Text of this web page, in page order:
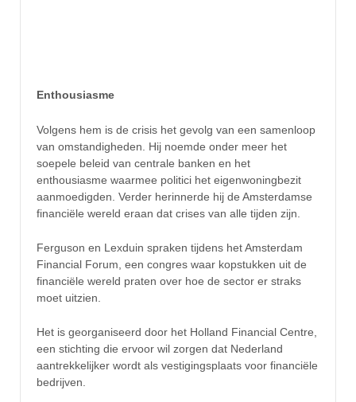
Enthousiasme
Volgens hem is de crisis het gevolg van een samenloop
van omstandigheden. Hij noemde onder meer het
soepele beleid van centrale banken en het
enthousiasme waarmee politici het eigenwoningbezit
aanmoedigden. Verder herinnerde hij de Amsterdamse
financiële wereld eraan dat crises van alle tijden zijn.
Ferguson en Lexduin spraken tijdens het Amsterdam
Financial Forum, een congres waar kopstukken uit de
financiële wereld praten over hoe de sector er straks
moet uitzien.
Het is georganiseerd door het Holland Financial Centre,
een stichting die ervoor wil zorgen dat Nederland
aantrekkelijker wordt als vestigingsplaats voor financiële
bedrijven.